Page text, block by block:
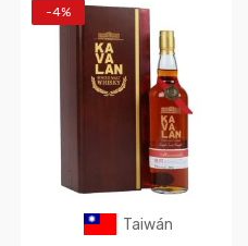
Taiwán
-4%